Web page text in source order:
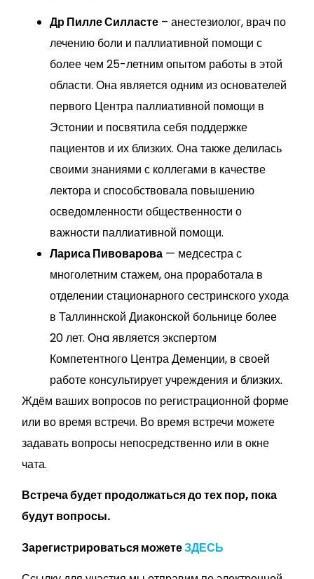
Др Пилле Силласте– анестезиолог, врач по
лечению боли и паллиативной помощи с
более чем 25-летним опытом работы в этой
области. Она является одним из основателей
первого Центра паллиативной помощи в
Эстонии и посвятила себя поддержке
пациентов и их близких. Она также делилась
своими знаниями с коллегами в качестве
лектора и способствовала повышению
осведомленности общественности о
важности паллиативной помощи.
Лариса Пивоварова— медсестра с
многолетним стажем, она проработала в
отделении стационарного сестринского ухода
в Таллиннской Диаконской больнице более
20 лет. Онa является экспертом
Компетентного Центра Деменции, в своей
работе консультирует учреждения и близких.
Ждём ваших вопросов по регистрационной форме
или во время встречи. Во время встречи можете
задавать вопросы непосредственно или в окне
чата.
Встреча будет продолжаться до тех пор, пока
будут вопросы.
Зарегистрироваться можетеЗДЕСЬ